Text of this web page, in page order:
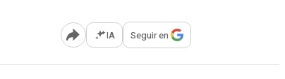
Abrir opciones para compartir
IA Seguir en